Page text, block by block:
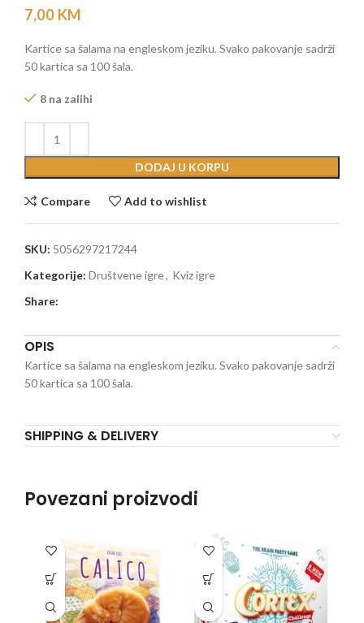
7,00 KM
Kartice sa šalama na engleskom jeziku. Svako pakovanje sadrži
50 kartica sa 100 šala.
8 na zalihi
DODAJ U KORPU
Compare Add to wishlist
SKU: 5056297217244
Kategorije: Društvene igre, Kviz igre
Share:
OPIS
Kartice sa šalama na engleskom jeziku. Svako pakovanje sadrži
50 kartica sa 100 šala.
SHIPPING & DELIVERY
Povezani proizvodi